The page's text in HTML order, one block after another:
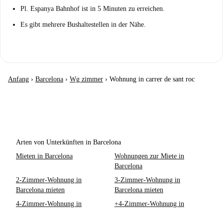
Pl. Espanya Bahnhof ist in 5 Minuten zu erreichen.
Es gibt mehrere Bushaltestellen in der Nähe.
Anfang › Barcelona › Wg zimmer › Wohnung in carrer de sant roc
Arten von Unterkünften in Barcelona
Mieten in Barcelona
Wohnungen zur Miete in
Barcelona
2-Zimmer-Wohnung in
Barcelona mieten
3-Zimmer-Wohnung in
Barcelona mieten
4-Zimmer-Wohnung in
+4-Zimmer-Wohnung in